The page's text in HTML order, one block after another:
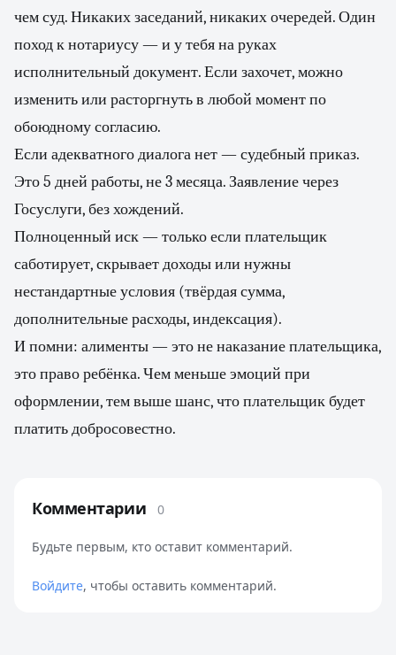
чем суд. Никаких заседаний, никаких очередей. Один
поход к нотариусу — и у тебя на руках
исполнительный документ. Если захочет, можно
изменить или расторгнуть в любой момент по
обоюдному согласию.
Если адекватного диалога нет — судебный приказ.
Это 5 дней работы, не 3 месяца. Заявление через
Госуслуги, без хождений.
Полноценный иск — только если плательщик
саботирует, скрывает доходы или нужны
нестандартные условия (твёрдая сумма,
дополнительные расходы, индексация).
И помни: алименты — это не наказание плательщика,
это право ребёнка. Чем меньше эмоций при
оформлении, тем выше шанс, что плательщик будет
платить добросовестно.
Комментарии 0
Будьте первым, кто оставит комментарий.
Войдите, чтобы оставить комментарий.